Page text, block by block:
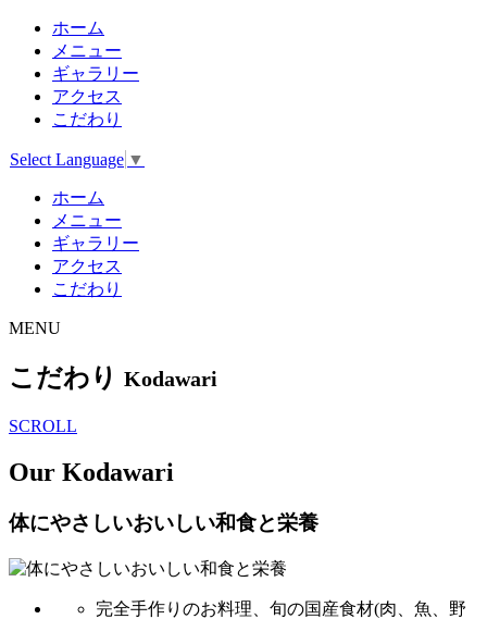
ホーム
メニュー
ギャラリー
アクセス
こだわり
Select Language ▼
ホーム
メニュー
ギャラリー
アクセス
こだわり
MENU
こだわり Kodawari
SCROLL
Our Kodawari
体にやさしいおいしい和食と栄養
完全手作りのお料理、旬の国産食材(肉、魚、野